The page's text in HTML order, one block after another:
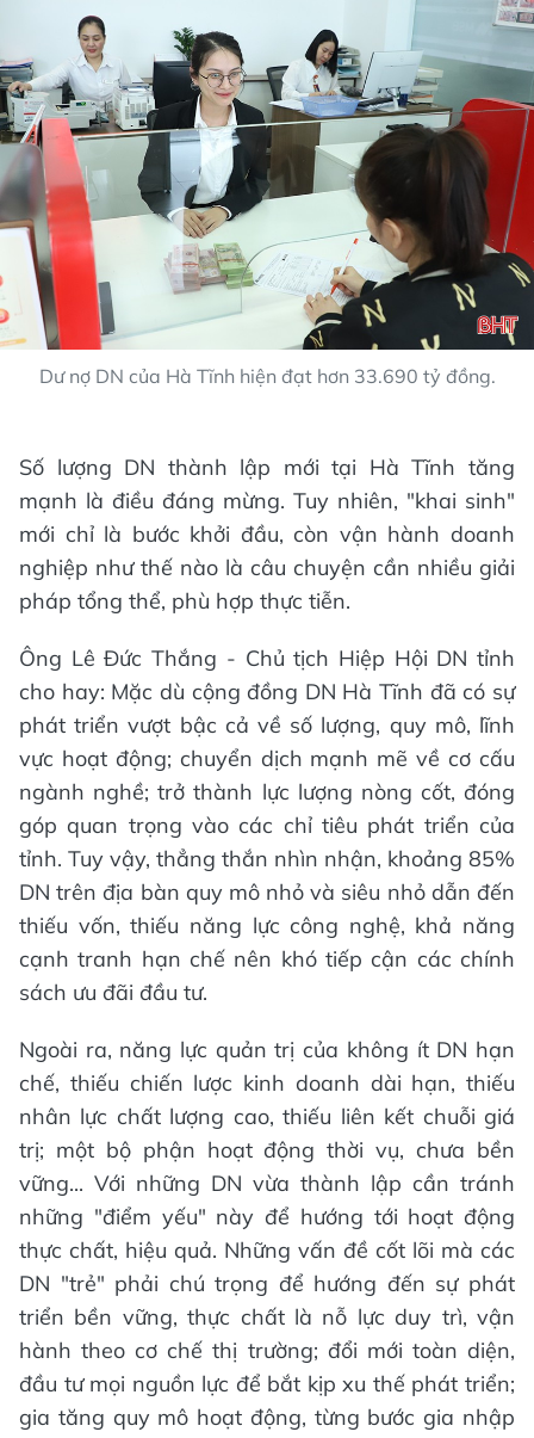
Dư nợ DN của Hà Tĩnh hiện đạt hơn 33.690 tỷ đồng.
Số lượng DN thành lập mới tại Hà Tĩnh tăng
mạnh là điều đáng mừng. Tuy nhiên, "khai sinh"
mới chỉ là bước khởi đầu, còn vận hành doanh
nghiệp như thế nào là câu chuyện cần nhiều giải
pháp tổng thể, phù hợp thực tiễn.
Ông Lê Đức Thắng - Chủ tịch Hiệp Hội DN tỉnh
cho hay: Mặc dù cộng đồng DN Hà Tĩnh đã có sự
phát triển vượt bậc cả về số lượng, quy mô, lĩnh
vực hoạt động; chuyển dịch mạnh mẽ về cơ cấu
ngành nghề; trở thành lực lượng nòng cốt, đóng
góp quan trọng vào các chỉ tiêu phát triển của
tỉnh. Tuy vậy, thẳng thắn nhìn nhận, khoảng 85%
DN trên địa bàn quy mô nhỏ và siêu nhỏ dẫn đến
thiếu vốn, thiếu năng lực công nghệ, khả năng
cạnh tranh hạn chế nên khó tiếp cận các chính
sách ưu đãi đầu tư.
Ngoài ra, năng lực quản trị của không ít DN hạn
chế, thiếu chiến lược kinh doanh dài hạn, thiếu
nhân lực chất lượng cao, thiếu liên kết chuỗi giá
trị; một bộ phận hoạt động thời vụ, chưa bền
vững... Với những DN vừa thành lập cần tránh
những "điểm yếu" này để hướng tới hoạt động
thực chất, hiệu quả. Những vấn đề cốt lõi mà các
DN "trẻ" phải chú trọng để hướng đến sự phát
triển bền vững, thực chất là nỗ lực duy trì, vận
hành theo cơ chế thị trường; đổi mới toàn diện,
đầu tư mọi nguồn lực để bắt kịp xu thế phát triển;
gia tăng quy mô hoạt động, từng bước gia nhập